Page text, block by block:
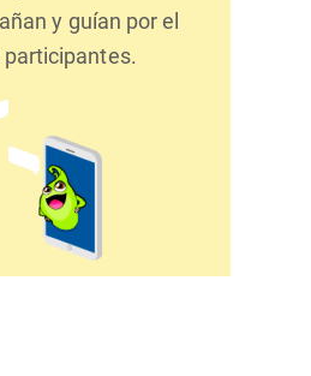
y guían por el
participantes.